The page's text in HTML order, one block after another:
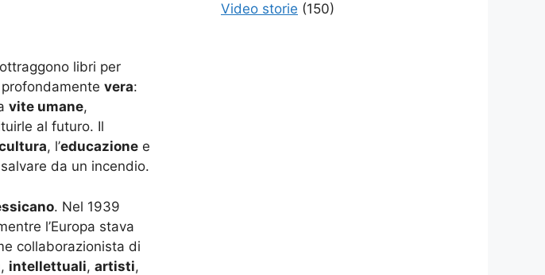
libri per
vera:
vite umane,
al futuro. Il
, l’educazione e
da un incendio.
. Nel 1939
l’Europa stava
collaborazionista di
, intellettuali, artisti,
Video storie (150)